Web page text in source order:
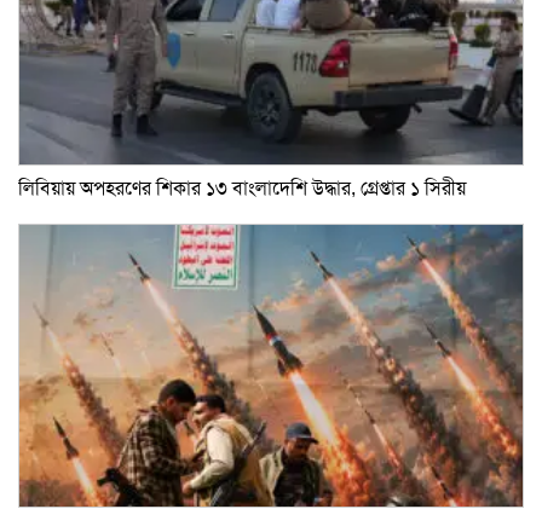
লিবিয়ায় অপহরণের শিকার ১৩ বাংলাদেশি উদ্ধার, গ্রেপ্তার ১ সিরীয়